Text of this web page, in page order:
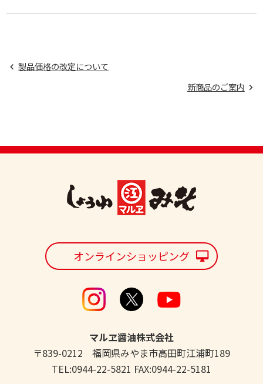
製品価格の改定について
新商品のご案内
オンラインショッピング
マルヱ醤油株式会社
〒839-0212 福岡県みやま市高田町江浦町189
TEL:0944-22-5821 FAX:0944-22-5181